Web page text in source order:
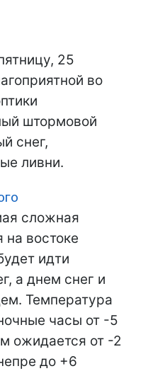
25
во
штормовой
снег,
ливни.
сложная
на востоке
идти
а днем снег и
Температура
часы от -5
ожидается от -2
до +6